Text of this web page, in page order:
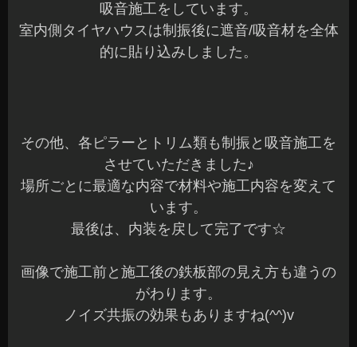
吸音施工をしています。
室内側タイヤハウスは制振後に遮音/吸音材を全体
的に貼り込みしました。
その他、各ピラーとトリム類も制振と吸音施工を
させていただきました♪
場所ごとに最適な内容で材料や施工内容を変えて
います。
最後は、内装を戻して完了です☆
画像で施工前と施工後の鉄板部の見え方も違うの
がわります。
ノイズ共振の効果もありますね(^^)v